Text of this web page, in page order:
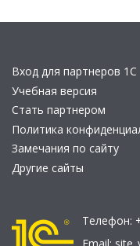
Вход для партнеров 1С
Учебная версия
Стать партнером
Политика
Замечания по сайту
Другие сайты
Телефон: